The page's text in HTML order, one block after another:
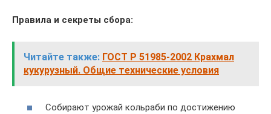
Правила и секреты сбора:
Читайте также: ГОСТ Р 51985-2002 Крахмал
кукурузный. Общие технические условия
Собирают урожай кольраби по достижению